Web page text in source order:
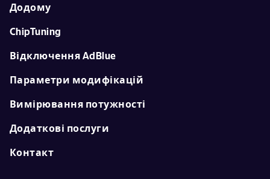
Додому
ChipTuning
Відключення AdBlue
Параметри модифікацій
Вимірювання потужності
Додаткові послуги
Контакт